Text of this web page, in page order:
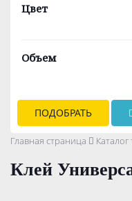
Цвет
Объем
ПОДОБРАТЬ
Главная страница
Клей